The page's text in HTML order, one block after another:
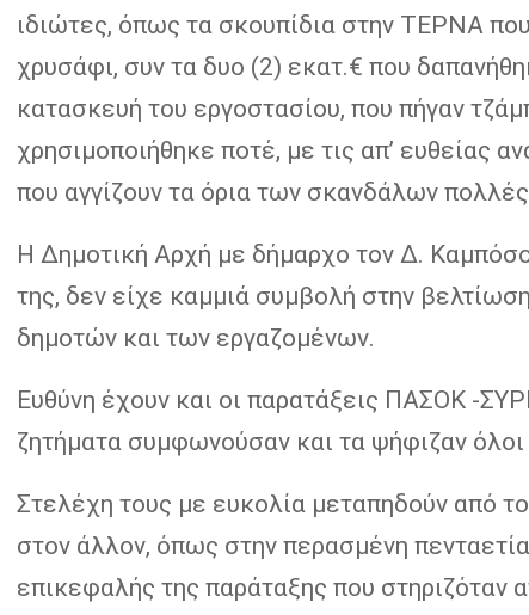
ιδιώτες, όπως τα σκουπίδια στην ΤΕΡΝΑ
χρυσάφι, συν τα δυο (2) εκατ.€ που
κατασκευή του εργοστασίου, που πήγαν
χρησιμοποιήθηκε ποτέ, με τις απ’ ευθείας
που αγγίζουν τα όρια των σκανδάλων
Η Δημοτική Αρχή με δήμαρχο τον Δ.
της, δεν είχε καμμιά συμβολή στην
δημοτών και των εργαζομένων.
Ευθύνη έχουν και οι παρατάξεις ΠΑΣΟΚ -
ζητήματα συμφωνούσαν και τα ψήφιζαν όλοι
Στελέχη τους με ευκολία μεταπηδούν από
στον άλλον, όπως στην περασμένη
επικεφαλής της παράταξης που στηριζόταν